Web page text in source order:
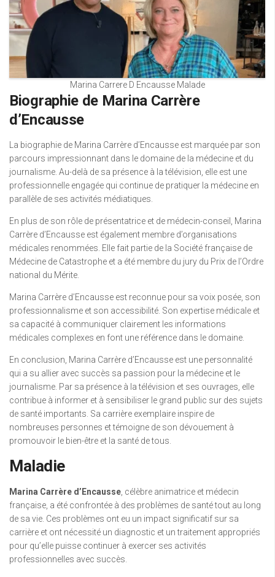
Marina Carrere D Encausse Malade
Biographie de Marina Carrère
d’Encausse
La biographie de Marina Carrère d’Encausse est marquée par son
parcours impressionnant dans le domaine de la médecine et du
journalisme. Au-delà de sa présence à la télévision, elle est une
professionnelle engagée qui continue de pratiquer la médecine en
parallèle de ses activités médiatiques.
En plus de son rôle de présentatrice et de médecin-conseil, Marina
Carrère d’Encausse est également membre d’organisations
médicales renommées. Elle fait partie de la Société française de
Médecine de Catastrophe et a été membre du jury du Prix de l’Ordre
national du Mérite.
Marina Carrère d’Encausse est reconnue pour sa voix posée, son
professionnalisme et son accessibilité. Son expertise médicale et
sa capacité à communiquer clairement les informations
médicales complexes en font une référence dans le domaine.
En conclusion, Marina Carrère d’Encausse est une personnalité
qui a su allier avec succès sa passion pour la médecine et le
journalisme. Par sa présence à la télévision et ses ouvrages, elle
contribue à informer et à sensibiliser le grand public sur des sujets
de santé importants. Sa carrière exemplaire inspire de
nombreuses personnes et témoigne de son dévouement à
promouvoir le bien-être et la santé de tous.
Maladie
Marina Carrère d’Encausse , célèbre animatrice et médecin
française, a été confrontée à des problèmes de santé tout au long
de sa vie. Ces problèmes ont eu un impact significatif sur sa
carrière et ont nécessité un diagnostic et un traitement appropriés
pour qu’elle puisse continuer à exercer ses activités
professionnelles avec succès.